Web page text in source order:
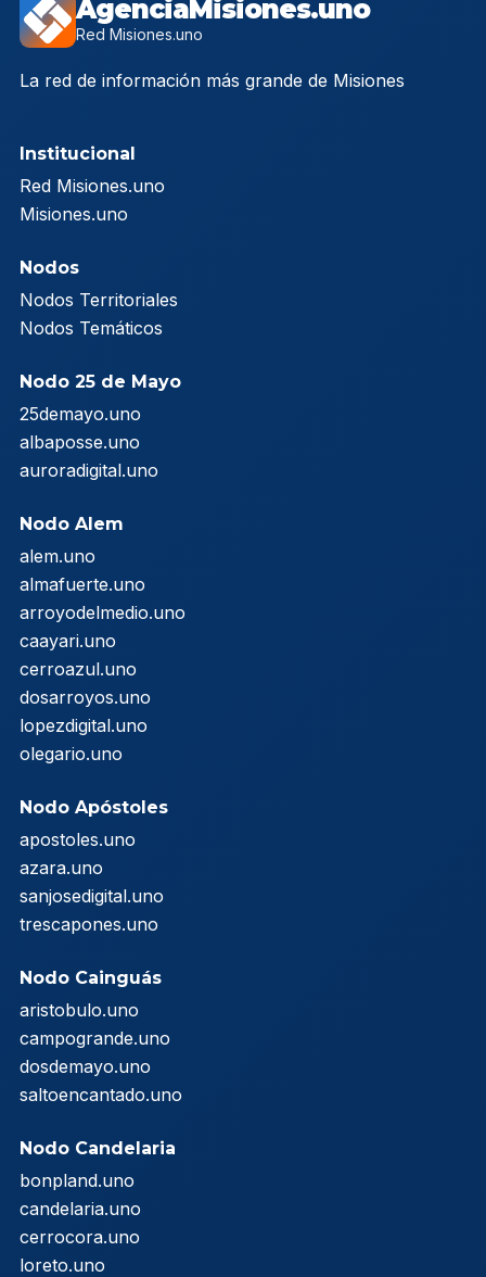
AgenciaMisiones.uno
Red Misiones.uno
La red de información más grande de Misiones
Institucional
Red Misiones.uno
Misiones.uno
Nodos
Nodos Territoriales
Nodos Temáticos
Nodo 25 de Mayo
25demayo.uno
albaposse.uno
auroradigital.uno
Nodo Alem
alem.uno
almafuerte.uno
arroyodelmedio.uno
caayari.uno
cerroazul.uno
dosarroyos.uno
lopezdigital.uno
olegario.uno
Nodo Apóstoles
apostoles.uno
azara.uno
sanjosedigital.uno
trescapones.uno
Nodo Cainguás
aristobulo.uno
campogrande.uno
dosdemayo.uno
saltoencantado.uno
Nodo Candelaria
bonpland.uno
candelaria.uno
cerrocora.uno
loreto.uno